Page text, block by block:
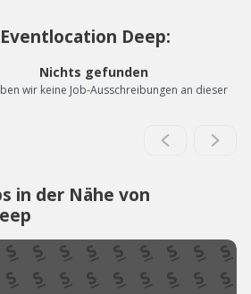
Deep:
Nichts gefunden
wir keine Job-Ausschreibungen an dieser
in der Nähe von